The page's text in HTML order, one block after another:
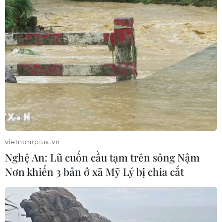
04/08/2026 08:08
Bộ Y tế ban hành Kế hoạch dự phòng
thương tích giai đoạn 2026-2030
04/08/2026 07:41
Hệ thống y tế đa cực, đưa y tế đến
gần dân
04/08/2026 04:55
Bộ Y tế đề xuất 8 nhóm chính sách
trong sửa đổi Luật hiến, ghép mô,
tạng
vietnamplus.vn
Nghệ An: Lũ cuốn cầu tạm trên sông Nậm
Nơn khiến 3 bản ở xã Mỹ Lý bị chia cắt